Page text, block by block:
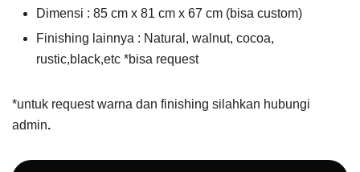
Dimensi : 85 cm x 81 cm x 67 cm (bisa custom)
Finishing lainnya : Natural, walnut, cocoa,
rustic,black,etc *bisa request
*untuk request warna dan finishing silahkan hubungi
admin.